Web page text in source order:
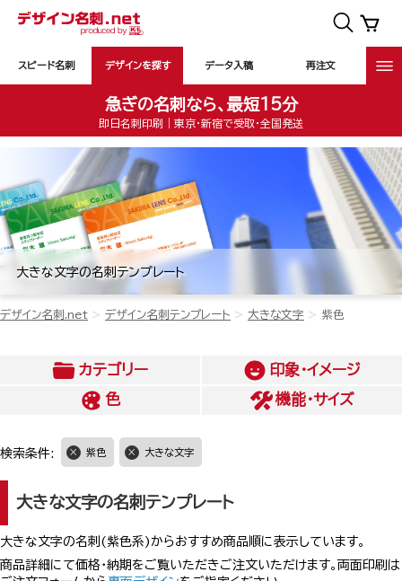
スピード名刺 デザインを探す データ入稿 再注文
急ぎの名刺なら、最短15分
即日名刺印刷｜東京・新宿で受取・全国発送
大きな文字の名刺テンプレート
デザイン名刺.net デザイン名刺テンプレート 大きな文字 紫色
カテゴリー
印象・イメージ
色
機能・サイズ
検索条件: 紫色 大きな文字
大きな文字の名刺テンプレート
大きな文字の名刺(紫色系)からおすすめ商品順に表示しています。
商品詳細にて価格・納期をご覧いただきご注文いただけます。両面印刷は